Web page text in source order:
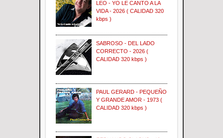
LEO - YO LE CANTO A LA
VIDA - 2026 ( CALIDAD 320
kbps )
SABROSO - DEL LADO
CORRECTO - 2026 (
CALIDAD 320 kbps )
PAUL GERARD - PEQUEÑO
Y GRANDE AMOR - 1973 (
CALIDAD 320 kbps )